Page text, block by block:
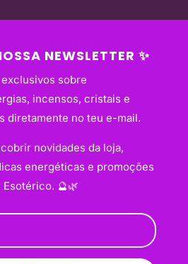
NEWSLETTER ✨
sobre
incensos, cristais e
diretamente no teu e-mail.
novidades da loja,
energéticas e promoções
🔮🌿